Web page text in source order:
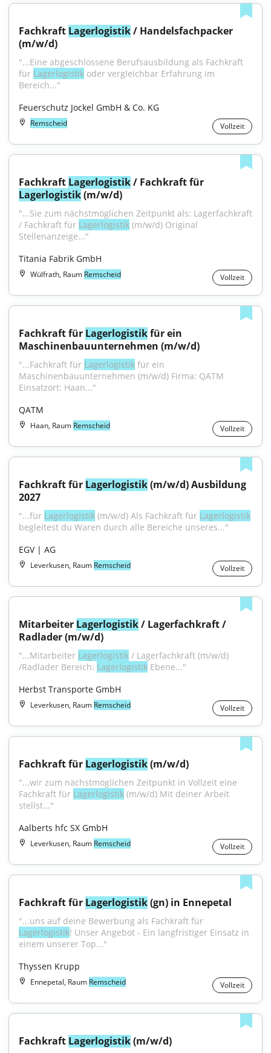
Fachkraft Lagerlogistik / Handelsfachpacker
(m/w/d)
"...Eine abgeschlossene Berufsausbildung als Fachkraft
für Lagerlogistik oder vergleichbar Erfahrung im
Bereich..."
Feuerschutz Jockel GmbH & Co. KG
Remscheid Vollzeit
Fachkraft Lagerlogistik
Lagerlogistik (m/w/d)
"...Sie zum nächstmöglichen Zeitpunkt als: Lagerfachkraft
/ Fachkraft für Lagerlogistik (m⁠/⁠w⁠/⁠d) Original
Stellenanzeige..."
Titania Fabrik GmbH
Wülfrath, Raum Remscheid Vollzeit
Fachkraft für Lagerlogistik für ein
Maschinenbauunternehmen (m/w/d)
"...Fachkraft für Lagerlogistik für ein
Maschinenbauunternehmen (m/w/d) Firma: QATM
Einsatzort: Haan..."
QATM
Haan, Raum Remscheid Vollzeit
Fachkraft für Lagerlogistik (m/w/d) Ausbildung
2027
"...für Lagerlogistik (m/w/d) Als Fachkraft für Lagerlogistik
begleitest du Waren durch alle Bereiche unseres..."
EGV | AG
Leverkusen, Raum Remscheid Vollzeit
Mitarbeiter Lagerlogistik / Lagerfachkraft /
Radlader (m/w/d)
"...Mitarbeiter Lagerlogistik / Lagerfachkraft (m/w/d)
/Radlader Bereich: Lagerlogistik Ebene..."
Herbst Transporte GmbH
Leverkusen, Raum Remscheid Vollzeit
Fachkraft für Lagerlogistik (m/w/d)
"...wir zum nächstmöglichen Zeitpunkt in Vollzeit eine
Fachkraft für Lagerlogistik (m/w/d) Mit deiner Arbeit
stellst..."
Aalberts hfc SX GmbH
Leverkusen, Raum Remscheid Vollzeit
Fachkraft für Lagerlogistik (gn) in Ennepetal
Lagerlogistik! Unser Angebot - Ein langfristiger Einsatz in
einem unserer Top..."
Thyssen Krupp
Ennepetal, Raum Remscheid Vollzeit
Fachkraft Lagerlogistik (m/w/d)